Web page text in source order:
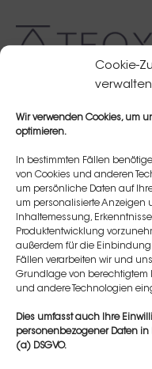
Cookie-
verwalten
Wir verwenden Cookies, um
optimieren.
In bestimmten Fällen
von Cookies und anderen
um persönliche Daten auf
um personalisierte Anzeigen
Inhaltemessung,
Produktentwicklung
außerdem für die
Fällen verarbeiten wir und
Grundlage von berechtigtem
und andere Technologien
Dies umfasst auch Ihre
personenbezogener Daten in
(a) DSGVO.
Jolanthe